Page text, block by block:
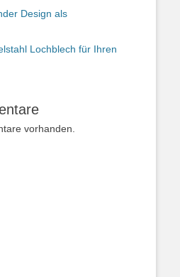
Design als
Lochblech für Ihren
vorhanden.